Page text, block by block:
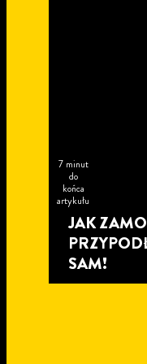
7 minut
do
końca
artykułu
JAK
SAM!